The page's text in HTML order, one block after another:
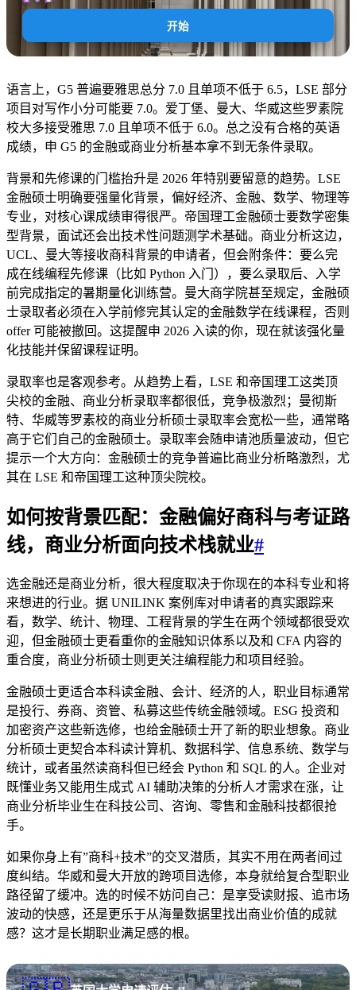
开始
语言上，G5 普遍要雅思总分 7.0 且单项不低于 6.5，LSE 部分
项目对写作小分可能要 7.0。爱丁堡、曼大、华威这些罗素院
校大多接受雅思 7.0 且单项不低于 6.0。总之没有合格的英语
成绩，申 G5 的金融或商业分析基本拿不到无条件录取。
背景和先修课的门槛抬升是 2026 年特别要留意的趋势。LSE
金融硕士明确要强量化背景，偏好经济、金融、数学、物理等
专业，对核心课成绩审得很严。帝国理工金融硕士要数学密集
型背景，面试还会出技术性问题测学术基础。商业分析这边，
UCL、曼大等接收商科背景的申请者，但会附条件：要么完
成在线编程先修课（比如 Python 入门），要么录取后、入学
前完成指定的暑期量化训练营。曼大商学院甚至规定，金融硕
士录取者必须在入学前修完其认定的金融数学在线课程，否则
offer 可能被撤回。这提醒申 2026 入读的你，现在就该强化量
化技能并保留课程证明。
录取率也是客观参考。从趋势上看，LSE 和帝国理工这类顶
尖校的金融、商业分析录取率都很低，竞争极激烈；曼彻斯
特、华威等罗素校的商业分析硕士录取率会宽松一些，通常略
高于它们自己的金融硕士。录取率会随申请池质量波动，但它
提示一个大方向：金融硕士的竞争普遍比商业分析略激烈，尤
其在 LSE 和帝国理工这种顶尖院校。
如何按背景匹配：金融偏好商科与考证路
线，商业分析面向技术栈就业#
选金融还是商业分析，很大程度取决于你现在的本科专业和将
来想进的行业。据 UNILINK 案例库对申请者的真实跟踪来
看，数学、统计、物理、工程背景的学生在两个领域都很受欢
迎，但金融硕士更看重你的金融知识体系以及和 CFA 内容的
重合度，商业分析硕士则更关注编程能力和项目经验。
金融硕士更适合本科读金融、会计、经济的人，职业目标通常
是投行、券商、资管、私募这些传统金融领域。ESG 投资和
加密资产这些新选修，也给金融硕士开了新的职业想象。商业
分析硕士更契合本科读计算机、数据科学、信息系统、数学与
统计，或者虽然读商科但已经会 Python 和 SQL 的人。企业对
既懂业务又能用生成式 AI 辅助决策的分析人才需求在涨，让
商业分析毕业生在科技公司、咨询、零售和金融科技都很抢
手。
如果你身上有”商科+技术”的交叉潜质，其实不用在两者间过
度纠结。华威和曼大开放的跨项目选修，本身就给复合型职业
路径留了缓冲。选的时候不妨问自己：是享受读财报、追市场
波动的快感，还是更乐于从海量数据里找出商业价值的成就
感？这才是长期职业满足感的根。